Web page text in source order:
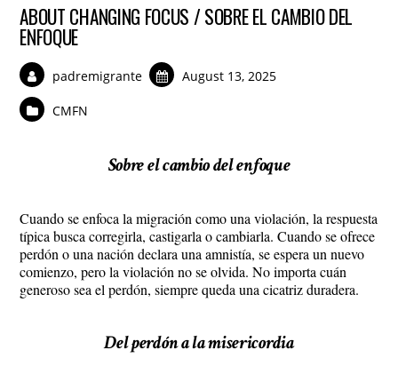
ABOUT CHANGING FOCUS / SOBRE EL CAMBIO DEL
ENFOQUE
padremigrante August 13, 2025
CMFN
Sobre el cambio del enfoque
Cuando se enfoca la migración como una violación, la respuesta
típica busca corregirla, castigarla o cambiarla. Cuando se ofrece
perdón o una nación declara una amnistía, se espera un nuevo
comienzo, pero la violación no se olvida. No importa cuán
generoso sea el perdón, siempre queda una cicatriz duradera.
Del perdón a la misericordia